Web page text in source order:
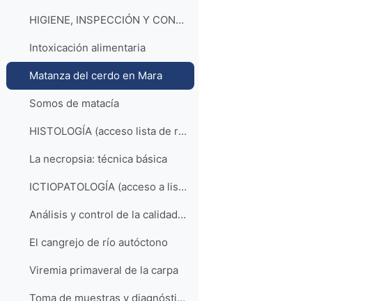
HIGIENE, INSPECCIÓN Y CONTROL DE ALIMENTOS (acceso a la lista de reproducción)
Intoxicación alimentaria
Matanza del cerdo en Mara
Somos de matacía
HISTOLOGÍA (acceso lista de reproducción YouTube)
La necropsia: técnica básica
ICTIOPATOLOGÍA (acceso a lista de reproducción)
Análisis y control de la calidad de los recursos hídricos
El cangrejo de río autóctono
Viremia primaveral de la carpa
Toma de muestras y diagnóstico en piscicultura